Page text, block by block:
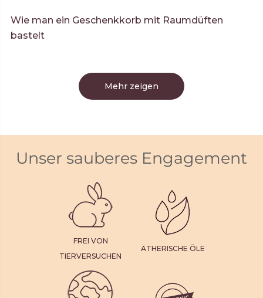
Wie man ein Geschenkkorb mit Raumdüften
bastelt
Mehr zeigen
Unser sauberes Engagement
FREI VON
TIERVERSUCHEN
ÄTHERISCHE ÖLE